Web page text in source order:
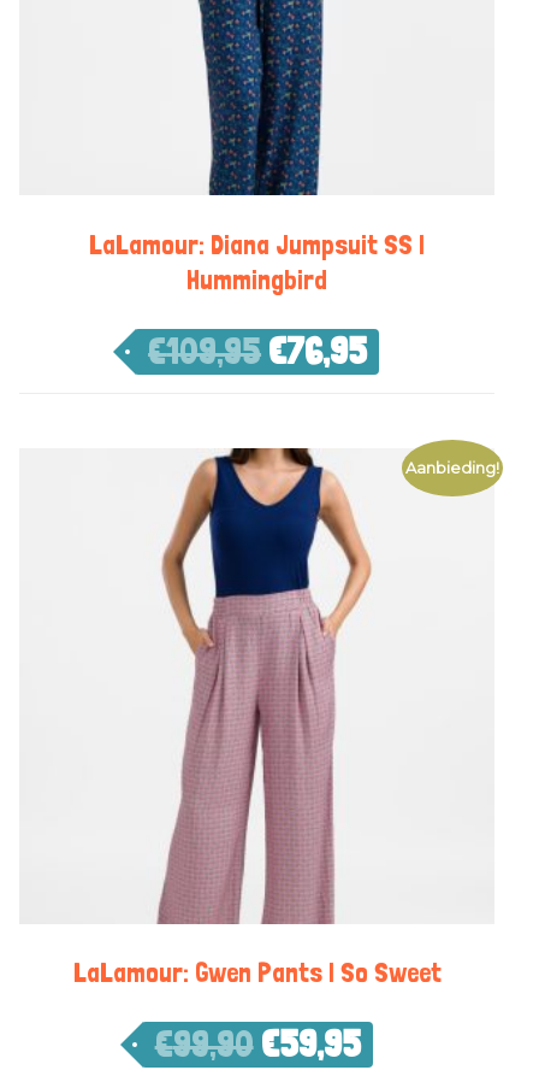
LaLamour: Diana Jumpsuit SS |
Hummingbird
€109,95 €76,95
Aanbieding!
LaLamour: Gwen Pants | So Sweet
€99,90 €59,95